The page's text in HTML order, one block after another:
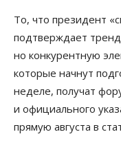
То, что президент
подтверждает
но конкурентную
которые начнут
неделе, получат
и официального
прямую августа в